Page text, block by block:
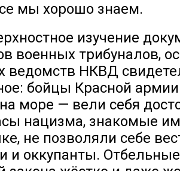
мы хорошо знаем.
изучение
военных трибуналов,
ведомств НКВД
бойцы Красной
море — вели себя
нацизма, знакомые
не позволяли себе
и оккупанты.